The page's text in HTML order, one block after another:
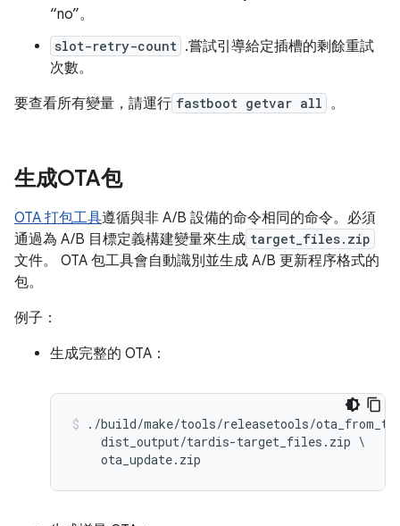
“no”。
slot-retry-count .嘗試引導給定插槽的剩餘重試
次數。
要查看所有變量，請運行 fastboot getvar all 。
生成OTA包
OTA 打包工具遵循與非 A/B 設備的命令相同的命令。必須
通過為 A/B 目標定義構建變量來生成 target_files.zip
文件。 OTA 包工具會自動識別並生成 A/B 更新程序格式的
包。
例子：
生成完整的 OTA：
./build/make/tools/releasetools/
    dist_output/tardis-target_files.zip \